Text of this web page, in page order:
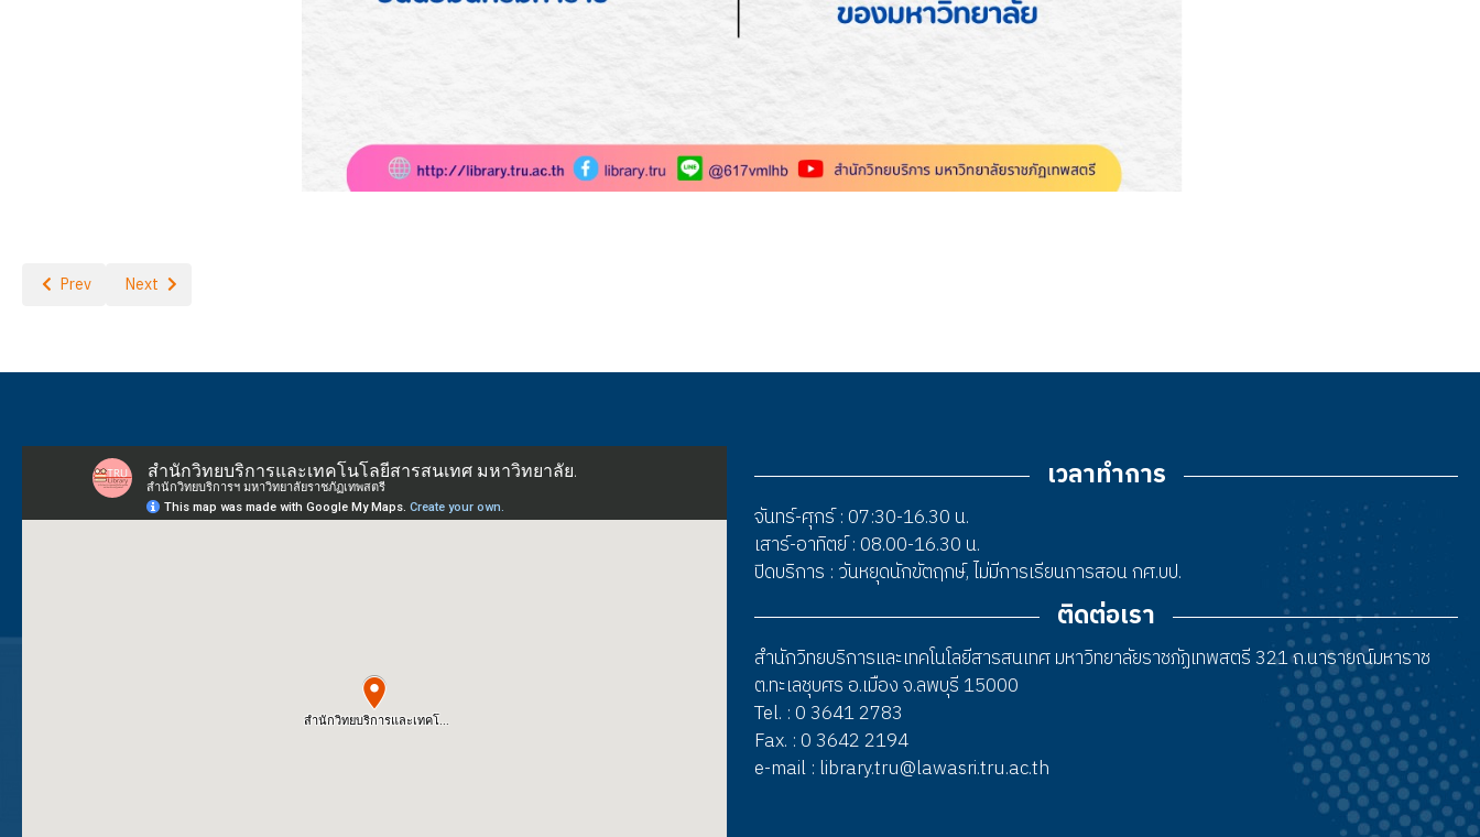
Previous article: อยากได้ให้เลย เดือนตุลาคม 2568
Prev Next article: แสดงความยินดีกับบุคลากรที่ได้รับการแต่งตั้งให้ดำรงตำแหน่งสูงขึ้นระดับชำนาญการ
Next
เวลาทำการ
จันทร์-ศุกร์ : 07:30-16.30 น.
เสาร์-อาทิตย์ : 08.00-16.30 น.
ปิดบริการ : วันหยุดนักขัตฤกษ์, ไม่มีการเรียนการสอน กศ.บป.
ติดต่อเรา
สำนักวิทยบริการและเทคโนโลยีสารสนเทศ มหาวิทยาลัยราชภัฏเทพสตรี 321 ถ.นารายณ์มหาราช
ต.ทะเลชุบศร อ.เมือง จ.ลพบุรี 15000
Tel. : 0 3641 2783
Fax. : 0 3642 2194
e-mail : library.tru@lawasri.tru.ac.th